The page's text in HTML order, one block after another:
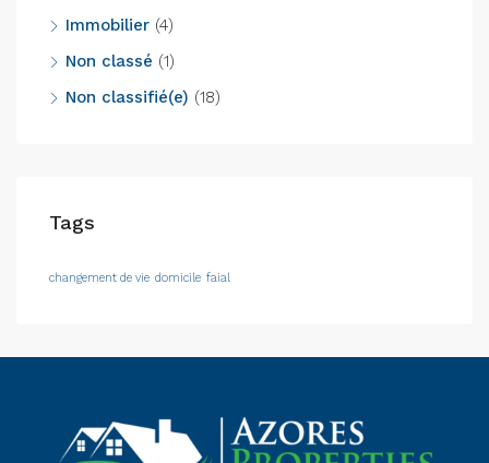
Immobilier (4)
Non classé (1)
Non classifié(e) (18)
Tags
changement de vie domicile faial